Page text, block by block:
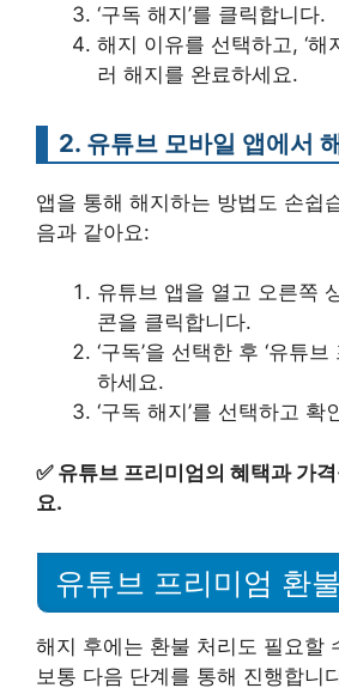
‘구독 해지’를 클릭합니다.
해지 이유를 선택하고, ‘해
러 해지를 완료하세요.
2. 유튜브 모바일 앱에서
앱을 통해 해지하는 방법도 손쉽
음과 같아요:
유튜브 앱을 열고 오른쪽
콘을 클릭합니다.
‘구독’을 선택한 후 ‘유튜
하세요.
‘구독 해지’를 선택하고 확
✅ 유튜브 프리미엄의 혜택과 가
요.
유튜브 프리미엄 환
해지 후에는 환불 처리도 필요할
보통 다음 단계를 통해 진행합니